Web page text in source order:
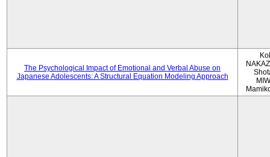
The Psychological Impact of Emotional and Verbal Abuse on
Japanese Adolescents: A Structural Equation Modeling Approach